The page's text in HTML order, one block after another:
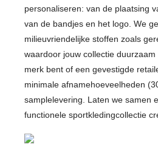
personaliseren: van de plaatsing
van de bandjes en het logo. We
milieuvriendelijke stoffen zoals
waardoor jouw collectie
merk bent of een gevestigde
minimale afnamehoeveelheden
samplelevering. Laten we samen
functionele sportkledingcollectie